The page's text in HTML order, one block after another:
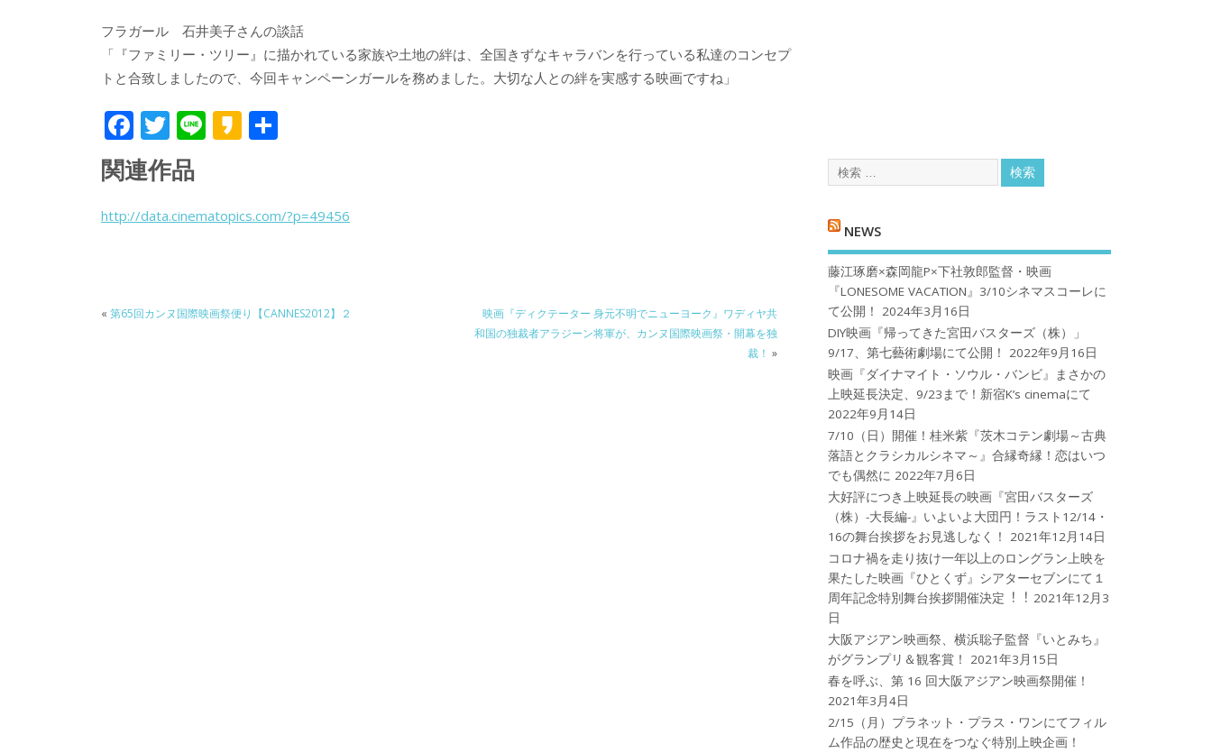
フラガール 石井美子さんの談話
「『ファミリー・ツリー』に描かれている家族や土地の絆は、全国きずなキャラバンを行っている私達のコンセプ
トと合致しましたので、今回キャンペーンガールを務めました。大切な人との絆を実感する映画ですね」
F
ac
e
b
k
T
w
itt
er
Li K
a
関連作品
http://data.cinematopics.com/?p=49456
« 第65回カンヌ国際映画祭便り【CANNES2012】２
映画『ディクテーター 身元不明でニューヨーク』ワディヤ共
和国の独裁者アラジーン将軍が、カンヌ国際映画祭・開幕を独
裁！ »
NEWS
藤江琢磨×森岡龍P×下社敦郎監督・映画
『LONESOME VACATION』3/10シネマスコーレに
て公開！
2024年3月16日
DIY映画『帰ってきた宮田バスターズ（株）」
9/17、第七藝術劇場にて公開！
2022年9月16日
映画『ダイナマイト・ソウル・バンビ』まさかの
上映延長決定、9/23まで！新宿K’s cinemaにて
2022年9月14日
7/10（日）開催！桂米紫『茨木コテン劇場～古典
落語とクラシカルシネマ～』合縁奇縁！恋はいつ
でも偶然に 2022年7月6日
大好評につき上映延長の映画『宮田バスターズ
（株）-大長編-』いよいよ大団円！ラスト12/14・
16の舞台挨拶をお見逃しなく！
2021年12月14日
コロナ禍を⾛り抜け⼀年以上のロングラン上映を
果たした映画『ひとくず』シアターセブンにて１
周年記念特別舞台挨拶開催決定︕︕ 2021年12月3
日
大阪アジアン映画祭、横浜聡子監督『いとみち』
がグランプリ＆観客賞！
2021年3月15日
春を呼ぶ、第 16 回大阪アジアン映画祭開催！
2021年3月4日
2/15（月）プラネット・プラス・ワンにてフィル
ム作品の歴史と現在をつなぐ特別上映企画！